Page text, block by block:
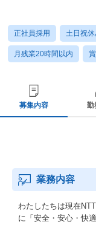
正社員採用 土日祝
月残業20時間以内
募集内容 勤
業務内容
わたしたちは現在
に「安全・安心・快